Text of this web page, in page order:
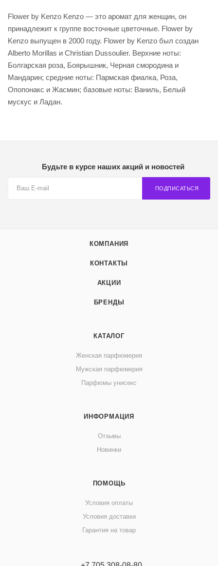
Flower by Kenzo Kenzo — это аромат для женщин, он
принадлежит к группе восточные цветочные. Flower by
Kenzo выпущен в 2000 году. Flower by Kenzo был создан
Alberto Morillas и Christian Dussoulier. Верхние ноты:
Болгарская роза, Боярышник, Черная смородина и
Мандарин; средние ноты: Пармская фиалка, Роза,
Опопонакс и Жасмин; базовые ноты: Ваниль, Белый
мускус и Ладан.
Будьте в курсе наших акций и новостей
ПОДПИСАТЬСЯ
КОМПАНИЯ
КОНТАКТЫ
АКЦИИ
БРЕНДЫ
КАТАЛОГ
Женская парфюмерия
Мужская парфюмерия
Парфюмы унисекс
ИНФОРМАЦИЯ
Отзывы
Новинки
ПОМОЩЬ
Условия оплаты
Условия доставки
Гарантия на товар